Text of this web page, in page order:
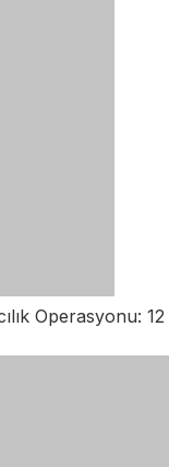
Operasyonu: 12